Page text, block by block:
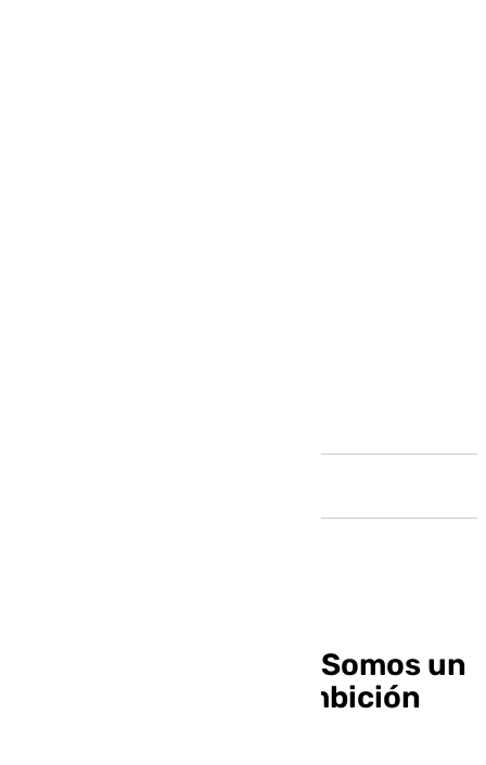
Carmona, en 101TV: «Somos un
equipo joven y con ambición